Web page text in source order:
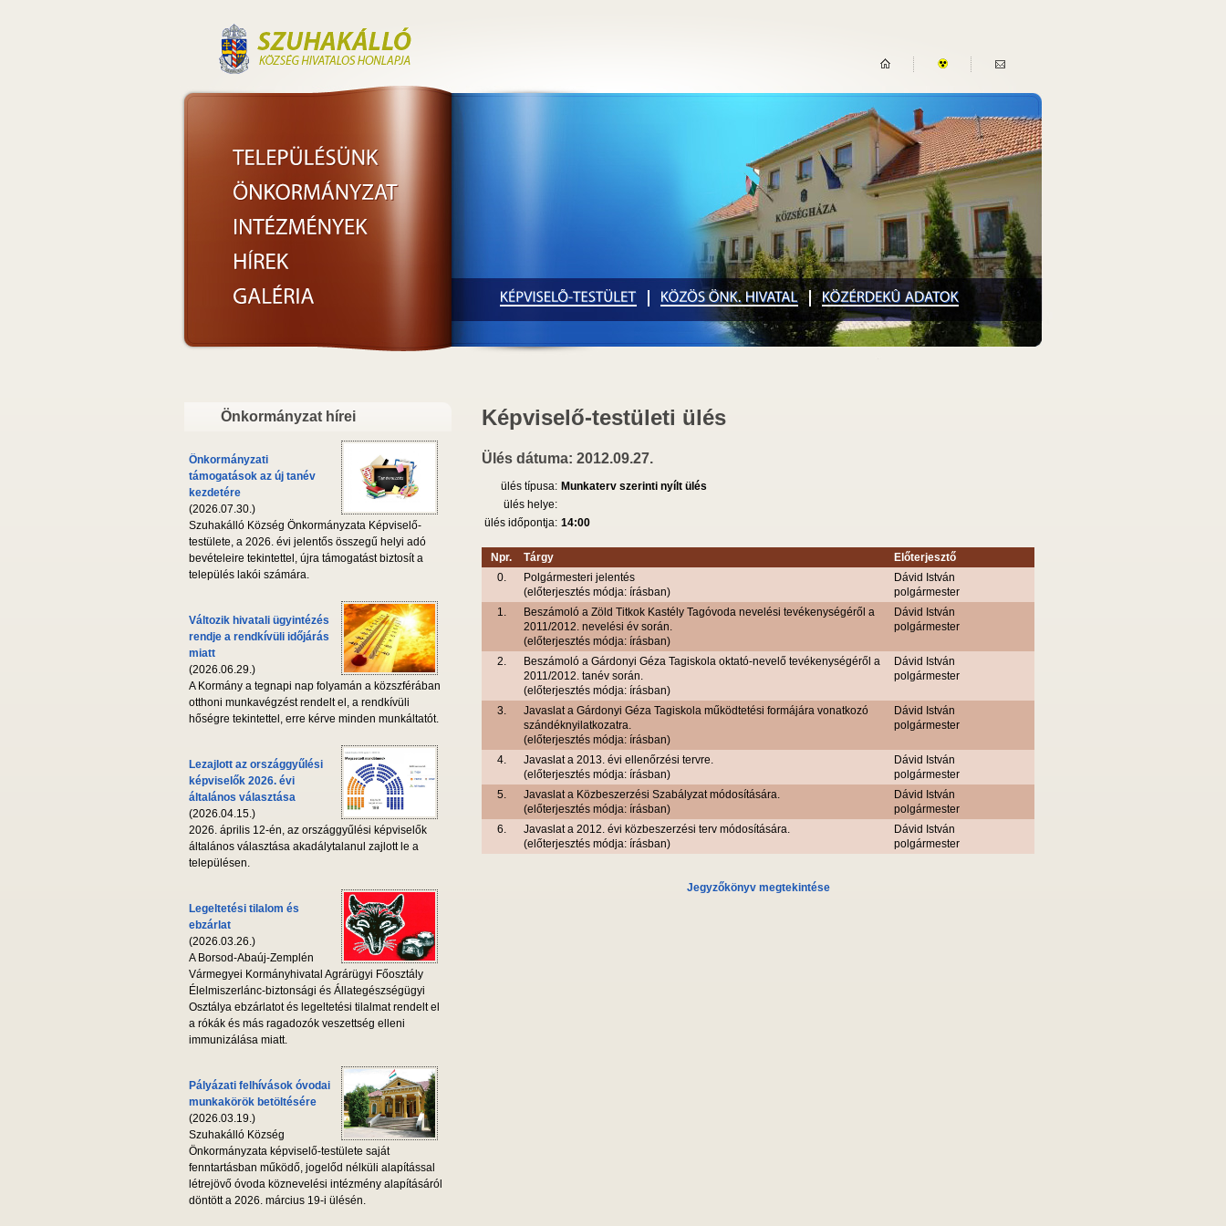
Önkormányzat hírei
Önkormányzati
támogatások az új tanév
kezdetére
(2026.07.30.)
Szuhakálló Község Önkormányzata Képviselő-
testülete, a 2026. évi jelentős összegű helyi adó
bevételeire tekintettel, újra támogatást biztosít a
település lakói számára.
Változik hivatali ügyintézés
rendje a rendkívüli időjárás
miatt
(2026.06.29.)
A Kormány a tegnapi nap folyamán a közszférában
otthoni munkavégzést rendelt el, a rendkívüli
hőségre tekintettel, erre kérve minden munkáltatót.
Lezajlott az országgyűlési
képviselők 2026. évi
általános választása
(2026.04.15.)
2026. április 12-én, az országgyűlési képviselők
általános választása akadálytalanul zajlott le a
településen.
Legeltetési tilalom és
ebzárlat
(2026.03.26.)
A Borsod-Abaúj-Zemplén
Vármegyei Kormányhivatal Agrárügyi Főosztály
Élelmiszerlánc-biztonsági és Állategészségügyi
Osztálya ebzárlatot és legeltetési tilalmat rendelt el
a rókák és más ragadozók veszettség elleni
immunizálása miatt.
Pályázati felhívások óvodai
munkakörök betöltésére
(2026.03.19.)
Szuhakálló Község
Önkormányzata képviselő-testülete saját
fenntartásban működő, jogelőd nélküli alapítással
létrejövő óvoda köznevelési intézmény alapításáról
döntött a 2026. március 19-i ülésén.
Képviselő-testületi ülés
Ülés dátuma: 2012.09.27.
ülés típusa: Munkaterv szerinti nyílt ülés
ülés helye:
ülés időpontja: 14:00
Npr. Tárgy
Előterjesztő
0.
Polgármesteri jelentés
(előterjesztés módja: írásban)
Dávid István
polgármester
1.
Beszámoló a Zöld Titkok Kastély Tagóvoda nevelési tevékenységéről a
2011/2012. nevelési év során.
(előterjesztés módja: írásban)
Dávid István
polgármester
2.
Beszámoló a Gárdonyi Géza Tagiskola oktató-nevelő tevékenységéről a
2011/2012. tanév során.
(előterjesztés módja: írásban)
Dávid István
polgármester
3.
Javaslat a Gárdonyi Géza Tagiskola működtetési formájára vonatkozó
szándéknyilatkozatra.
(előterjesztés módja: írásban)
Dávid István
polgármester
4.
Javaslat a 2013. évi ellenőrzési tervre.
(előterjesztés módja: írásban)
Dávid István
polgármester
5.
Javaslat a Közbeszerzési Szabályzat módosítására.
(előterjesztés módja: írásban)
Dávid István
polgármester
6.
Javaslat a 2012. évi közbeszerzési terv módosítására.
(előterjesztés módja: írásban)
Dávid István
polgármester
Jegyzőkönyv megtekintése